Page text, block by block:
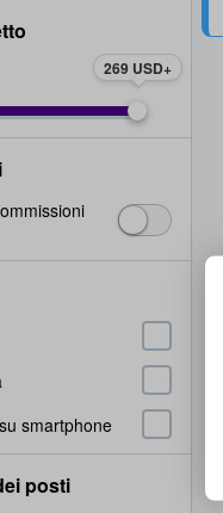
269 USD
smartphone
posti